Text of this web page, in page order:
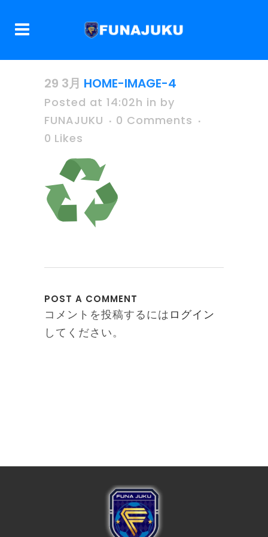
29 3月 HOME-IMAGE-4
Posted at 14:02h in by
FUNAJUKU
0 Comments
0 Likes
POST A COMMENT
コメントを投稿するには ログイン
してください。